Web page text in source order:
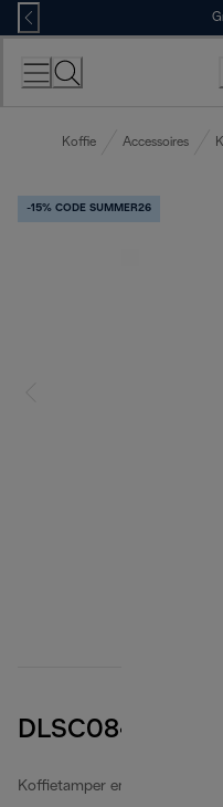
Skip
to
Content
Koffie Accessoires
-15% CODE SUMMER26
DLSC084
Koffietamper en afklopbak